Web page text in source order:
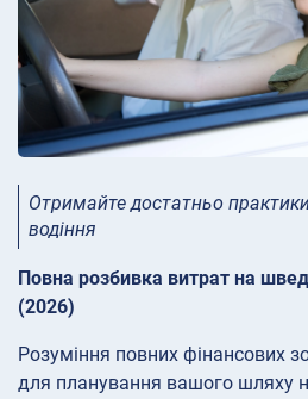
Отримайте достатньо
водіння
Повна розбивка витрат на
(2026)
Розуміння повних фінансових
для планування вашого шляху